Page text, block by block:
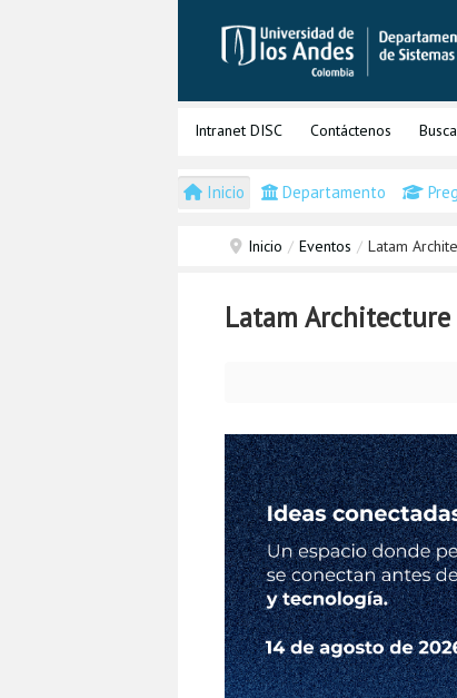
Intranet DISC Contáctenos
Inicio Departamento
Inicio / Eventos / Latam
Latam Architecture